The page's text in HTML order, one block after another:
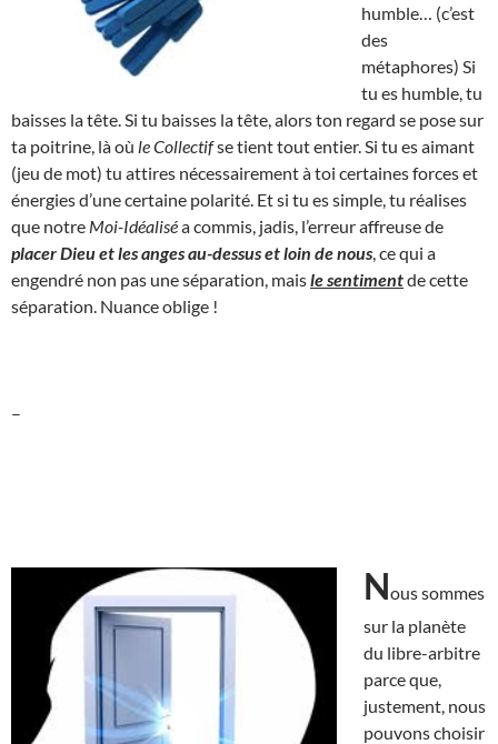
humble… (c’est
des
métaphores) Si
tu es humble, tu
baisses la tête. Si tu baisses la tête, alors ton regard se pose sur
ta poitrine, là où le Collectifse tient tout entier. Si tu es aimant
(jeu de mot) tu attires nécessairement à toi certaines forces et
énergies d’une certaine polarité. Et si tu es simple, tu réalises
que notre Moi-Idéaliséa commis, jadis, l’erreur affreuse de
placer Dieu et les anges au-dessus et loin de nous , ce qui a
engendré non pas une séparation, maisle sentimentde cette
séparation. Nuance oblige !
–
Nous sommes
sur la planète
du libre-arbitre
parce que,
justement, nous
pouvons choisir